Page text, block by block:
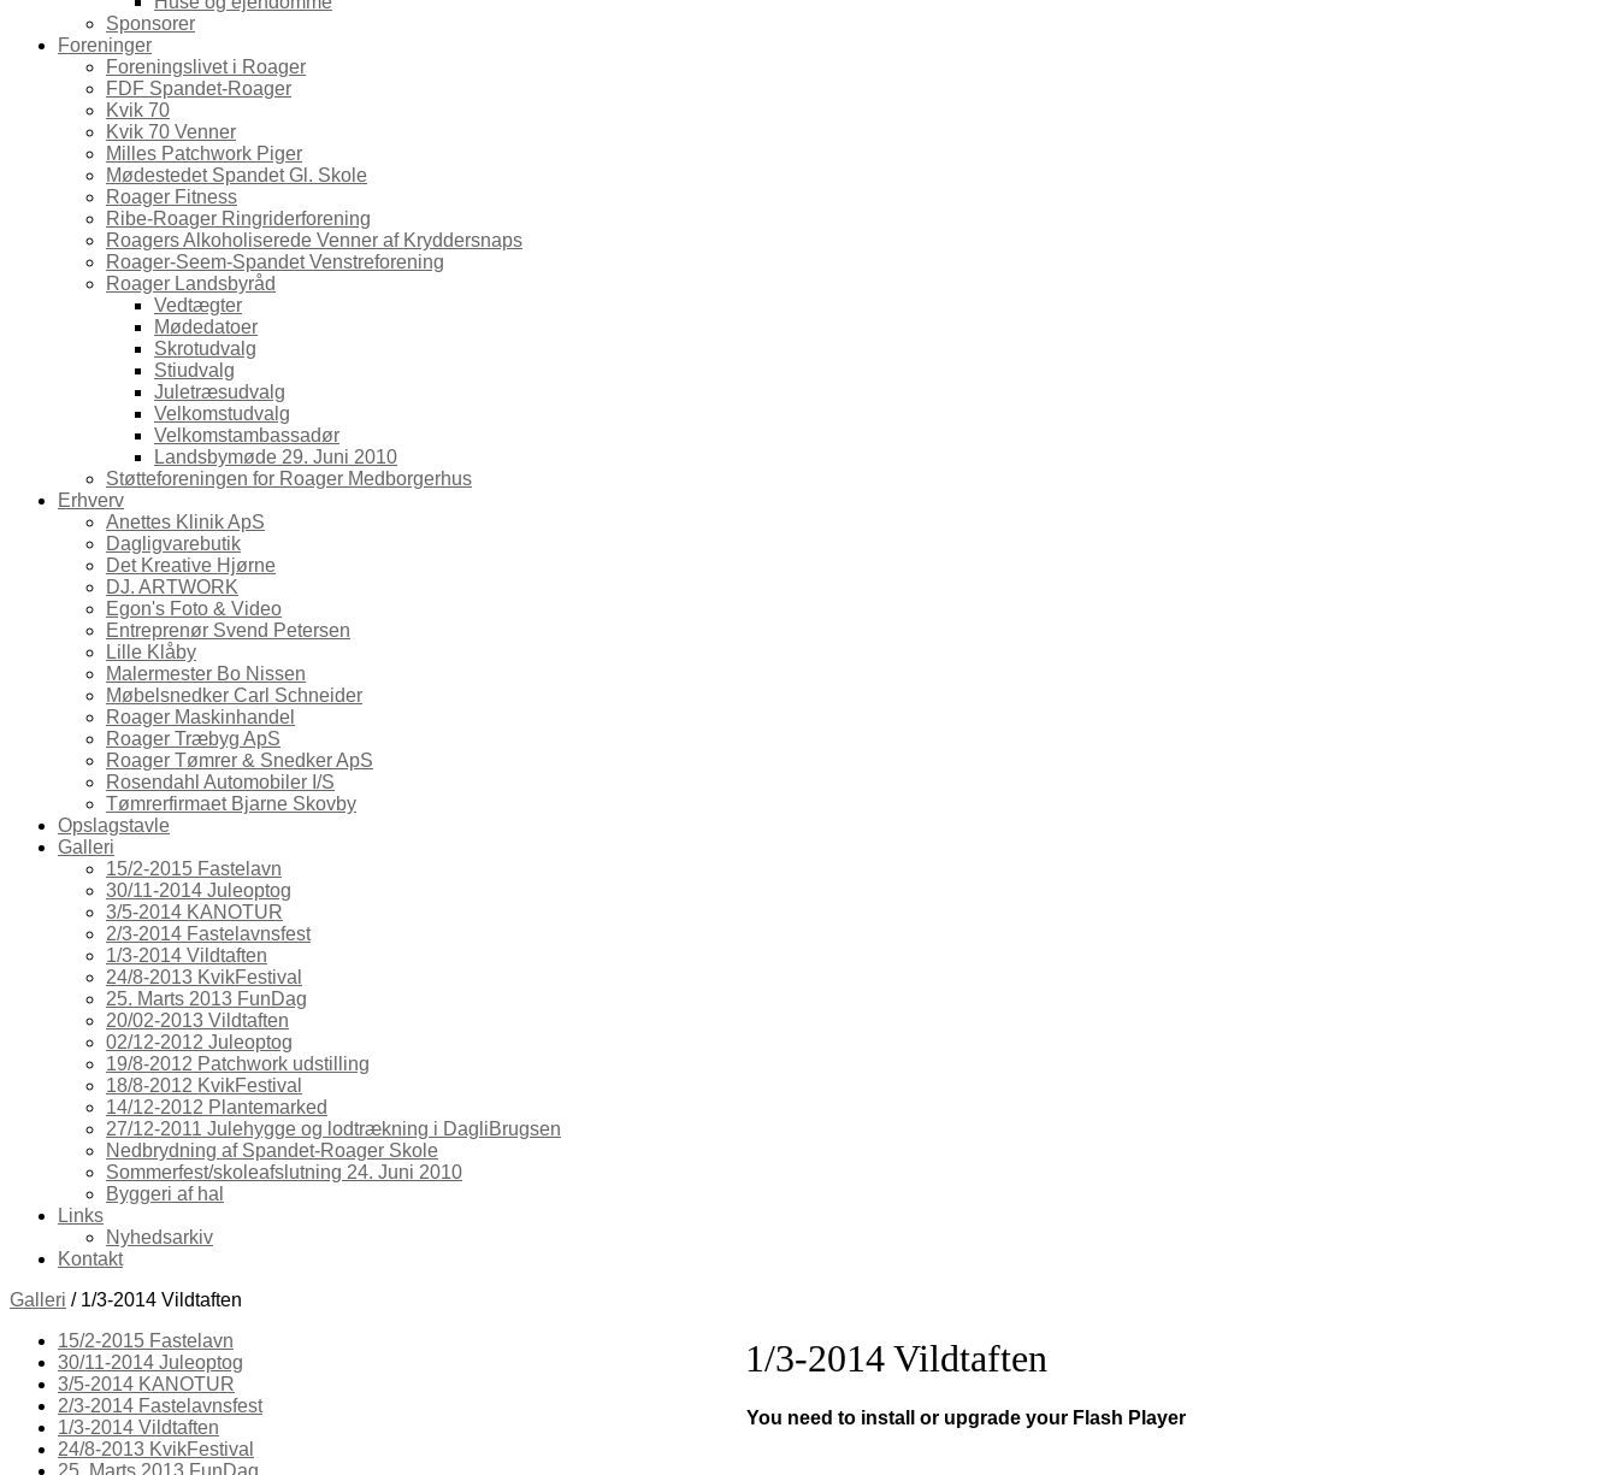
Sponsorer
Foreninger
Foreningslivet i Roager
FDF Spandet-Roager
Kvik 70
Kvik 70 Venner
Milles Patchwork Piger
Mødestedet Spandet Gl. Skole
Roager Fitness
Ribe-Roager Ringriderforening
Roagers Alkoholiserede Venner af Kryddersnaps
Roager-Seem-Spandet Venstreforening
Roager Landsbyråd
Vedtægter
Mødedatoer
Skrotudvalg
Stiudvalg
Juletræsudvalg
Velkomstudvalg
Velkomstambassadør
Landsbymøde 29. Juni 2010
Støtteforeningen for Roager Medborgerhus
Erhverv
Anettes Klinik ApS
Dagligvarebutik
Det Kreative Hjørne
DJ. ARTWORK
Egon's Foto & Video
Entreprenør Svend Petersen
Lille Klåby
Malermester Bo Nissen
Møbelsnedker Carl Schneider
Roager Maskinhandel
Roager Træbyg ApS
Roager Tømrer & Snedker ApS
Rosendahl Automobiler I/S
Tømrerfirmaet Bjarne Skovby
Opslagstavle
Galleri
15/2-2015 Fastelavn
30/11-2014 Juleoptog
3/5-2014 KANOTUR
2/3-2014 Fastelavnsfest
1/3-2014 Vildtaften
24/8-2013 KvikFestival
25. Marts 2013 FunDag
20/02-2013 Vildtaften
02/12-2012 Juleoptog
19/8-2012 Patchwork udstilling
18/8-2012 KvikFestival
14/12-2012 Plantemarked
27/12-2011 Julehygge og lodtrækning i DagliBrugsen
Nedbrydning af Spandet-Roager Skole
Sommerfest/skoleafslutning 24. Juni 2010
Byggeri af hal
Links
Nyhedsarkiv
Kontakt
Galleri / 1/3-2014 Vildtaften
15/2-2015 Fastelavn
30/11-2014 Juleoptog
3/5-2014 KANOTUR
2/3-2014 Fastelavnsfest
1/3-2014 Vildtaften
24/8-2013 KvikFestival
25. Marts 2013 FunDag
1/3-2014 Vildtaften
You need to install or upgrade your Flash Player